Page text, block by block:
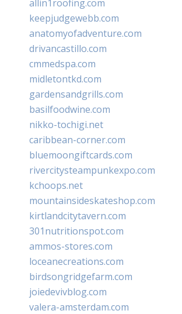
allin1roofing.com
keepjudgewebb.com
anatomyofadventure.com
drivancastillo.com
cmmedspa.com
midletontkd.com
gardensandgrills.com
basilfoodwine.com
nikko-tochigi.net
caribbean-corner.com
bluemoongiftcards.com
rivercitysteampunkexpo.com
kchoops.net
mountainsideskateshop.com
kirtlandcitytavern.com
301nutritionspot.com
ammos-stores.com
loceanecreations.com
birdsongridgefarm.com
joiedevivblog.com
valera-amsterdam.com